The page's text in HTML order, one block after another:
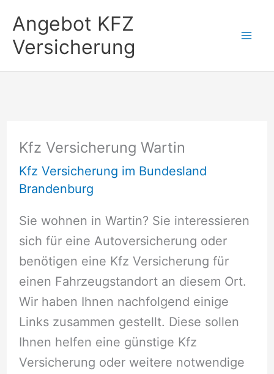
Inhalt
springen
Angebot KFZ
Versicherung
Kfz Versicherung Wartin
Kfz Versicherung im Bundesland
Brandenburg
Sie wohnen in Wartin? Sie interessieren
sich für eine Autoversicherung oder
benötigen eine Kfz Versicherung für
einen Fahrzeugstandort an diesem Ort.
Wir haben Ihnen nachfolgend einige
Links zusammen gestellt. Diese sollen
Ihnen helfen eine günstige Kfz
Versicherung oder weitere notwendige